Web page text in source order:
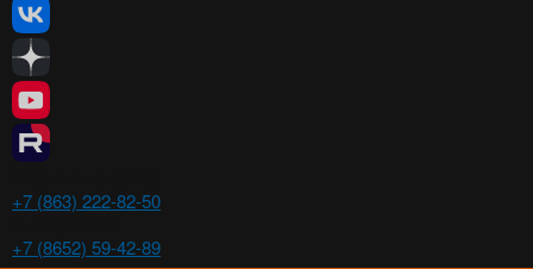
+7 (863) 222-82-50
+7 (8652) 59-42-89